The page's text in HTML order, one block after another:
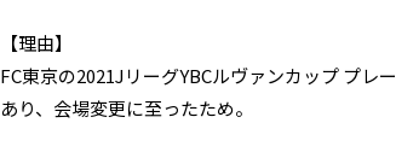
【理由】
FC東京の2021JリーグYBCルヴァンカップ プ
あり、会場変更に至ったため。